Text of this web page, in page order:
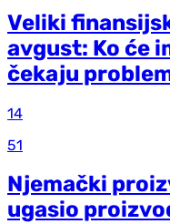
Veliki
avgust: Ko će
čekaju
14
51
Njemački
ugasio